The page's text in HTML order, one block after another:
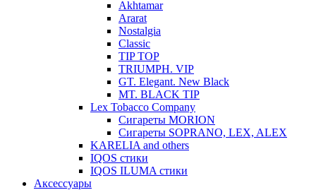
Akhtamar
Ararat
Nostalgia
Classic
TIP TOP
TRIUMPH. VIP
GT. Elegant. New Black
MT. BLACK TIP
Lex Tobacco Company
Сигареты MORION
Сигареты SOPRANO, LEX, ALEX
KARELIA and others
IQOS стики
IQOS ILUMA стики
Аксессуары